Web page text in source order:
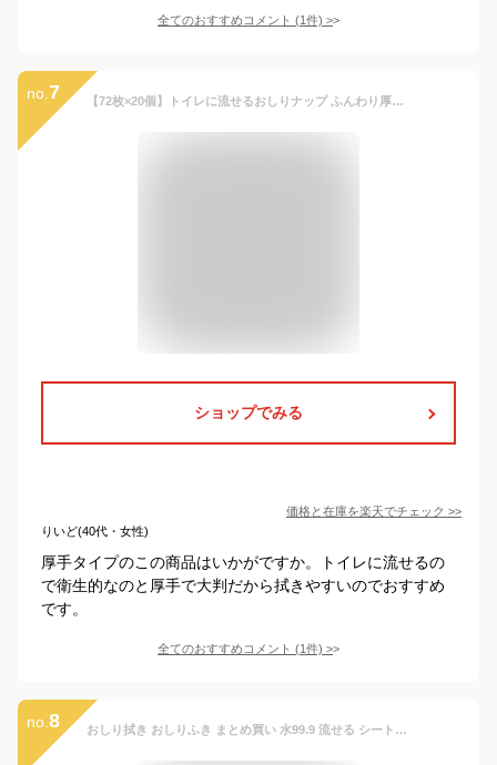
全てのおすすめコメント (1件) >
no. 7 【72枚×20個】トイレに流せるおしりナップ ふんわり厚手 EC限定デザイン(海のかくれんぼ)|0ヵ月〜 おしり拭き お尻拭き お尻ふき おしりふき ナップ おてふき 体拭き からだふき 詰め替え 赤ちゃん 赤ちゃん用品 ベビー用品 衛生用品 厚手 トイレに流せるおしりふき
ショップでみる
価格と在庫を楽天でチェック >>
りいど(40代・女性)
厚手タイプのこの商品はいかがですか。トイレに流せるの
で衛生的なのと厚手で大判だから拭きやすいのでおすすめ
です。
全てのおすすめコメント (1件) >
no. 8 おしり拭き おしりふき まとめ買い 水99.9 流せる シート【送料無料】60枚×15個【900枚】【肌にやさしい】お尻拭き お尻ふき 厚手 赤ちゃん ベビー ベビー用品 レックダイレクト レック ダイレクト